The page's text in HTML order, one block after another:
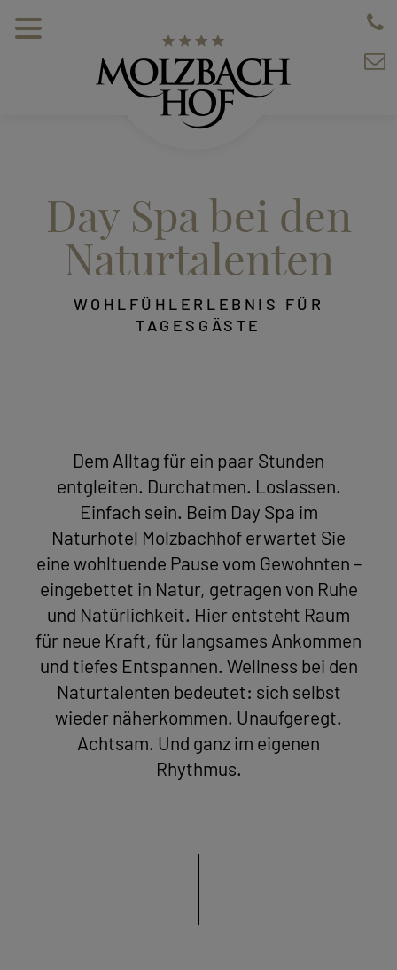
Day Spa bei den
Naturtalenten
WOHLFÜHLERLEBNIS FÜR
TAGESGÄSTE
Dem Alltag für ein paar Stunden
entgleiten. Durchatmen. Loslassen.
Einfach sein. Beim Day Spa im
Naturhotel Molzbachhof erwartet Sie
eine wohltuende Pause vom Gewohnten –
eingebettet in Natur, getragen von Ruhe
und Natürlichkeit. Hier entsteht Raum
für neue Kraft, für langsames Ankommen
und tiefes Entspannen. Wellness bei den
Naturtalenten bedeutet: sich selbst
wieder näherkommen. Unaufgeregt.
Achtsam. Und ganz im eigenen
Rhythmus.